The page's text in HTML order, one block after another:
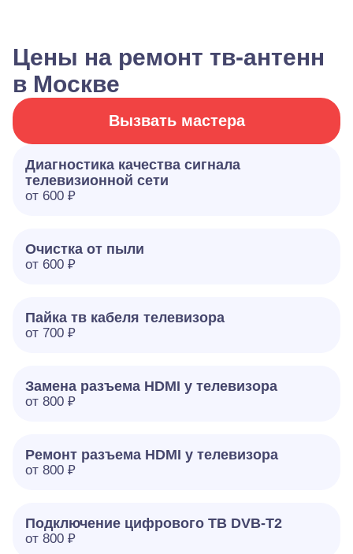
Цены на ремонт тв-антенн
в Москве
Вызвать мастера
Диагностика качества сигнала
телевизионной сети
от 600 ₽
Очистка от пыли
от 600 ₽
Пайка тв кабеля телевизора
от 700 ₽
Замена разъема HDMI у телевизора
от 800 ₽
Ремонт разъема HDMI у телевизора
от 800 ₽
Подключение цифрового ТВ DVB-T2
от 800 ₽